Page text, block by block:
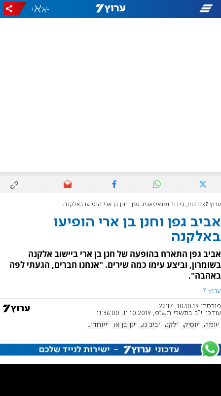
-
+
ערוץ 7 תרבות, בידור ופנאי אביב גפן וחנן בן ארי הופיעו באלקנה
אביב גפן וחנן בן ארי הופיעו
באלקנה
אביב גפן התארח בהופעה של חנן בן ארי ביישוב אלקנה
בשומרון, וביצע עימו כמה שירים. "אנחנו חברים, הגעתי לפה
באהבה".
ערוץ 7
פורסם: 10.10.19, 22:17
עודכן: י"ב בתשרי תש"פ, 11.10.2019, 11:36:00
שומרון
מוסיקה אלקנה אביב גפן חנן בן ארי מיוחדים